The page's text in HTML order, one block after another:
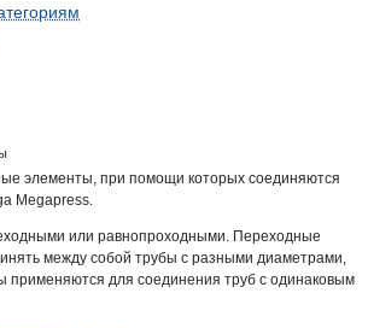
элементы, при помощи которых соединяются
Megapress.
или равнопроходными. Переходные
между собой трубы с разными диаметрами,
для соединения труб с одинаковым